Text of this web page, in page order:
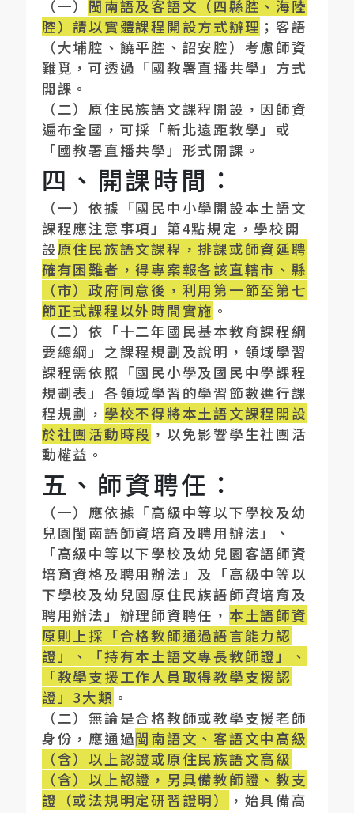
（一） 閩南語及客語文（四縣腔、海陸
腔）請以實體課程開設方式辦理 ；客語
（大埔腔、饒平腔、詔安腔）考慮師資
難覓，可透過「國教署直播共學」方式
開課。
（二）原住民族語文課程開設，因師資
遍布全國，可採「新北遠距教學」或
「國教署直播共學」形式開課。
四、開課時間：
（一）依據「國民中小學開設本土語文
課程應注意事項」第4點規定，學校開
設原住民族語文課程，排課或師資延聘
確有困難者，得專案報各該直轄市、縣
（市）政府同意後，利用第一節至第七
節正式課程以外時間實施 。
（二）依「十二年國民基本教育課程綱
要總綱」之課程規劃及說明，領域學習
課程需依照「國民小學及國民中學課程
規劃表」各領域學習的學習節數進行課
程規劃， 學校不得將本土語文課程開設
於社團活動時段 ，以免影響學生社團活
動權益。
五、師資聘任：
（一）應依據「高級中等以下學校及幼
兒園閩南語師資培育及聘用辦法」、
「高級中等以下學校及幼兒園客語師資
培育資格及聘用辦法」及「高級中等以
下學校及幼兒園原住民族語師資培育及
聘用辦法」辦理師資聘任， 本土語師資
原則上採「合格教師通過語言能力認
證」、「持有本土語文專長教師證」、
「教學支援工作人員取得教學支援認
證」 3大類 。
（二）無論是合格教師或教學支援老師
身份，應通過閩南語文、客語文中高級
（含）以上認證或原住民族語文高級
（含）以上認證，另具備教師證、教支
證（或法規明定研習證明）
，始具備高